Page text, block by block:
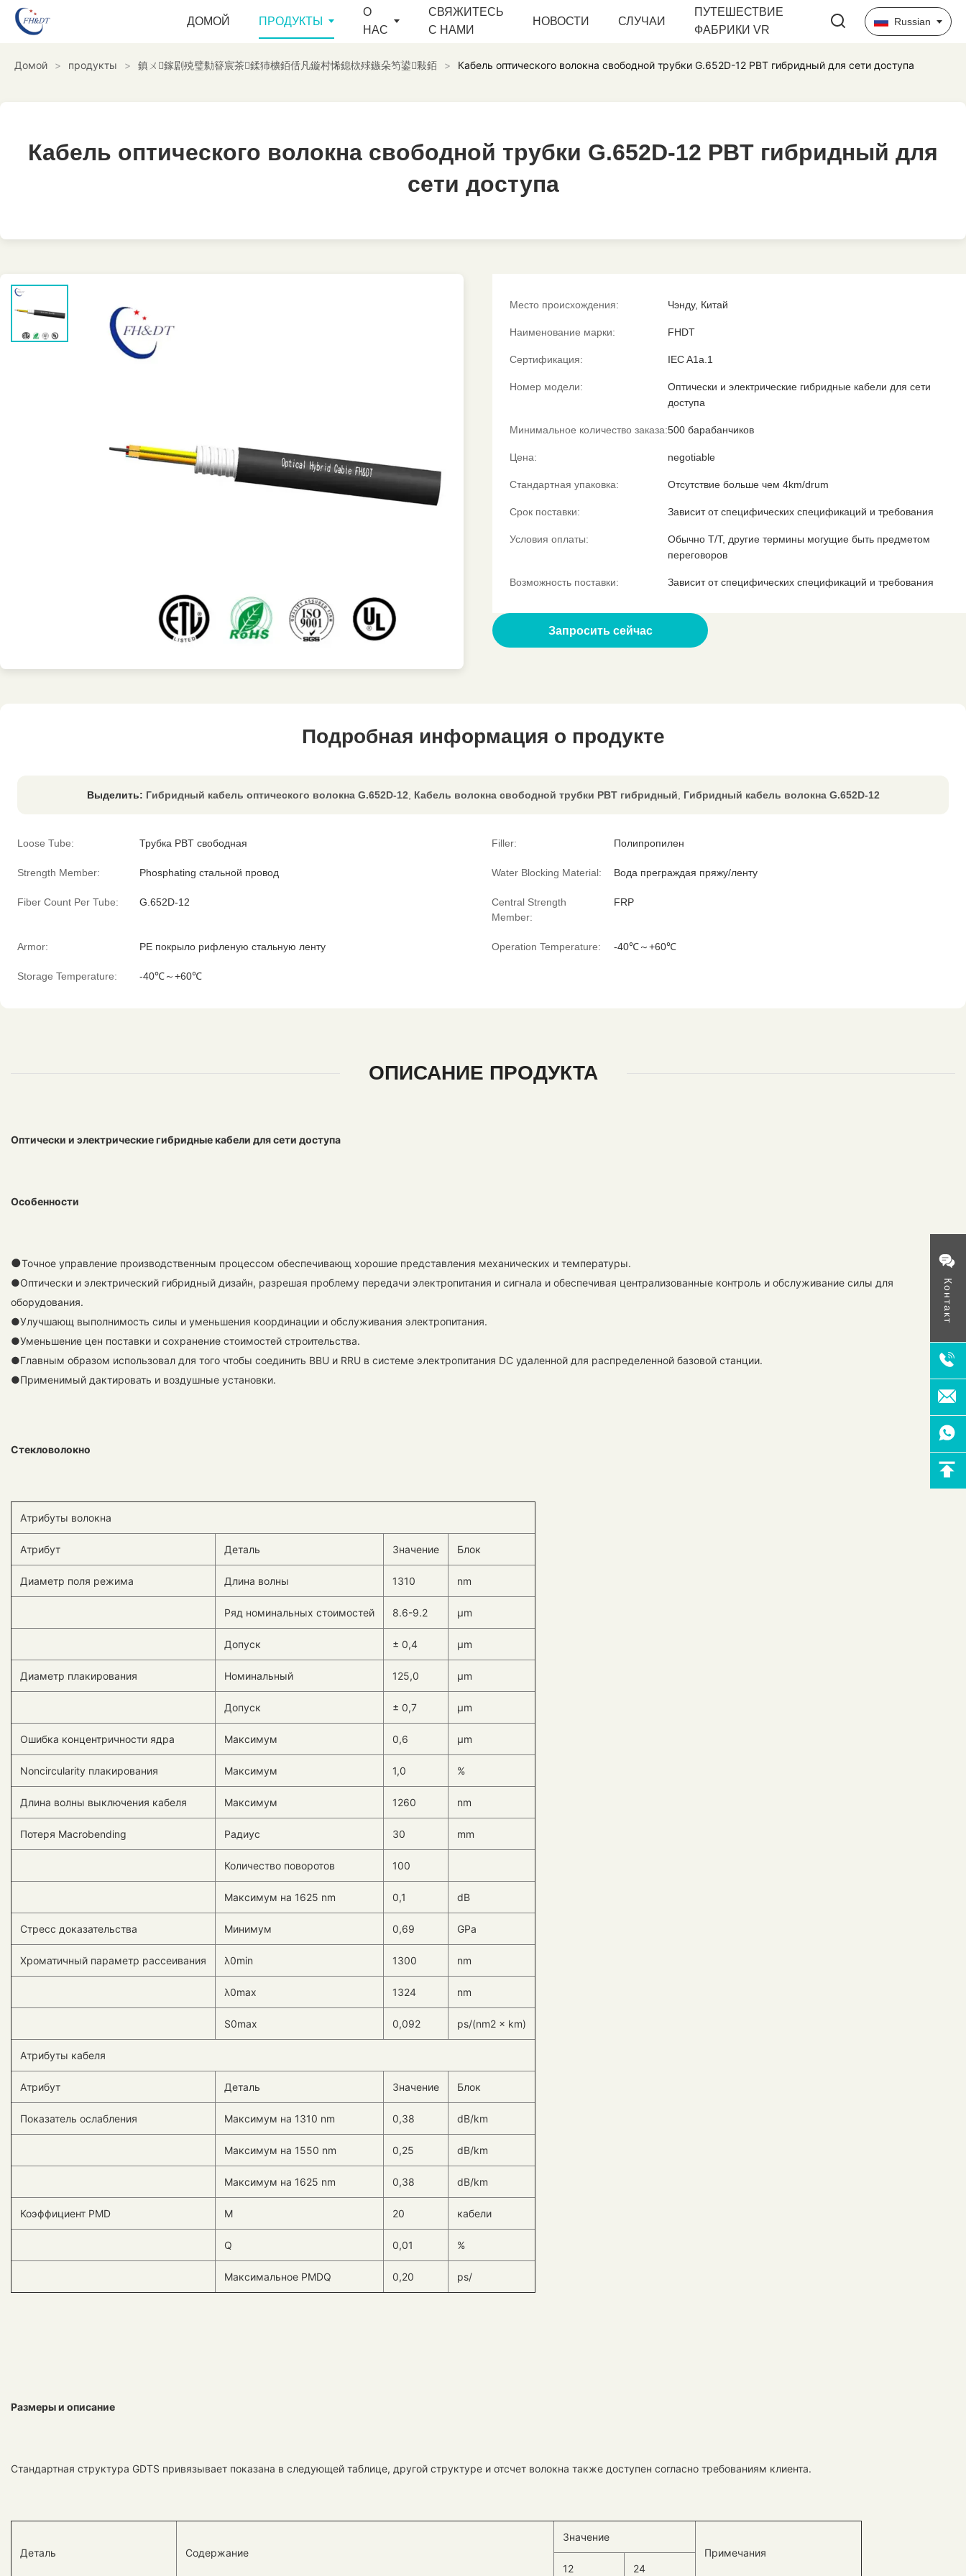
ДОМОЙ ПРОДУКТЫ
О
НАС
СВЯЖИТЕСЬ
С НАМИ
НОВОСТИ СЛУЧАИ
ПУТЕШЕСТВИЕ
ФАБРИКИ VR
Russian
Контакт
Домой > продукты > 鎮ㄨ鎵剧殑璧勬簮宸茶鍒犻櫎銆佸凡鏇村悕鎴栨殏鏃朵笉鍙敤銆 > Кабель оптического волокна свободной трубки G.652D-12 PBT гибридный для сети доступа
Кабель оптического волокна свободной трубки G.652D-12 PBT гибридный для
сети доступа
Кабель оптического волокна свободной трубки G.652D-12 PBT гибридный для
сети доступа
Место происхождения: Чэнду, Китай
Наименование марки: FHDT
Сертификация: IEC A1a.1
Номер модели:
Оптически и электрические гибридные кабели для сети
доступа
Минимальное количество заказа:500 барабанчиков
Цена: negotiable
Стандартная упаковка: Отсутствие больше чем 4km/drum
Срок поставки: Зависит от специфических спецификаций и требования
Условия оплаты:
Обычно T/T, другие термины могущие быть предметом
переговоров
Возможность поставки: Зависит от специфических спецификаций и требования
Запросить сейчас
Получить цитату
Подробная информация о продукте
Выделить: Гибридный кабель оптического волокна G.652D-12 Кабель волокна свободной трубки PBT гибридный Гибридный кабель волокна G.652D-12
Loose Tube: Трубка PBT свободная Filler: Полипропилен
Strength Member: Phosphating стальной провод Water Blocking Material: Вода преграждая пряжу/ленту
Fiber Count Per Tube: G.652D-12
Central Strength
Member:
FRP
Armor: PE покрыло рифленую стальную ленту Operation Temperature: -40℃～+60℃
Storage Temperature: -40℃～+60℃
ОПИСАНИЕ ПРОДУКТА
Оптически и электрические гибридные кабели для сети доступа
Особенности
●Точное управление производственным процессом обеспечивающ хорошие представления механических и температуры.
●Оптически и электрический гибридный дизайн, разрешая проблему передачи электропитания и сигнала и обеспечивая централизованные контроль и обслуживание силы для
оборудования.
●Улучшающ выполнимость силы и уменьшения координации и обслуживания электропитания.
●Уменьшение цен поставки и сохранение стоимостей строительства.
●Главным образом использовал для того чтобы соединить BBU и RRU в системе электропитания DC удаленной для распределенной базовой станции.
●Применимый дактировать и воздушные установки.
Стекловолокно
Атрибуты волокна
Атрибут Деталь Значение Блок
Диаметр поля режима Длина волны 1310 nm
Ряд номинальных стоимостей 8.6-9.2 μm
Допуск ± 0,4 μm
Диаметр плакирования Номинальный 125,0 μm
Допуск ± 0,7 μm
Ошибка концентричности ядра Максимум 0,6 μm
Noncircularity плакирования Максимум 1,0 %
Длина волны выключения кабеля Максимум 1260 nm
Потеря Macrobending Радиус 30 mm
Количество поворотов 100
Максимум на 1625 nm 0,1 dB
Стресс доказательства Минимум 0,69 GPa
Хроматичный параметр рассеивания λ0min 1300 nm
λ0max 1324 nm
S0max 0,092 ps/(nm2 × km)
Атрибуты кабеля
Атрибут Деталь Значение Блок
Показатель ослабления Максимум на 1310 nm 0,38 dB/km
Максимум на 1550 nm 0,25 dB/km
Максимум на 1625 nm 0,38 dB/km
Коэффициент PMD M 20 кабели
Q 0,01 %
Максимальное PMDQ 0,20 ps/
Размеры и описание
Стандартная структура GDTS привязывает показана в следующей таблице, другой структуре и отсчет волокна также доступен согласно требованиям клиента.
Деталь Содержание
Значение
Примечания
12
24